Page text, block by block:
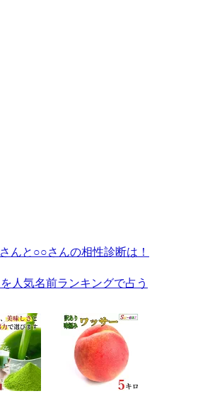
んと○○さんの相性診断は！
人気名前ランキングで占う